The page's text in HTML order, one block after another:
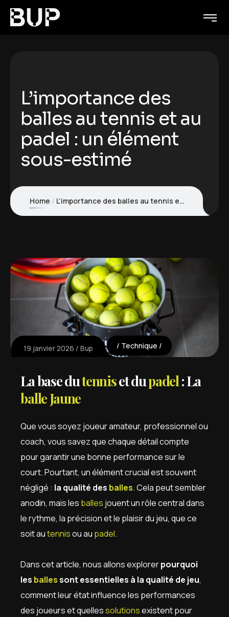
L’importance des
balles au tennis et au
padel : un élément
sous-estimé
Home L’importance des balles au tennis et au padel : un élément sous-estimé
19 janvier 2026 Bup Technique
La base dutenniset dupadel: La
balle Jaune
Que vous soyez joueur amateur, professionnel ou
coach, vous savez que chaque détail compte
pour garantir une bonne performance sur le
court. Pourtant, un élément crucial est souvent
négligé : la qualité des balles. Cela peut sembler
anodin, mais les balles jouent un rôle central dans
le rythme, la précision et le plaisir du jeu, que ce
soit autennisou au padel.
Dans cet article, nous allons explorerpourquoi
les ballessont essentielles à la qualité de jeu,
comment leur état influence les performances
des joueurs et quellessolutionsexistent pour